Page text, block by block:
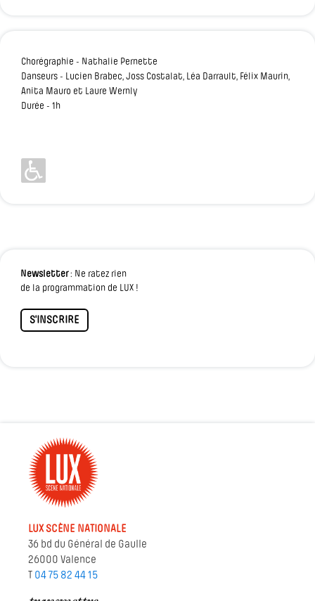
Chorégraphie - Nathalie Pernette
Danseurs - Lucien Brabec, Joss Costalat, Léa Darrault, Félix Maurin,
Anita Mauro et Laure Wernly
Durée - 1h
Newsletter: Ne ratez rien
de la programmation de LUX !
S'INSCRIRE
LUX SCÈNE NATIONALE
36 bd du Général de Gaulle
26000 Valence
T 04 75 82 44 15